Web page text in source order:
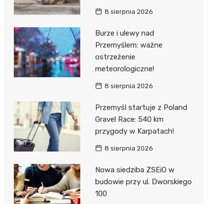
8 sierpnia 2026
Burze i ulewy nad
Przemyślem: ważne
ostrzeżenie
meteorologiczne!
8 sierpnia 2026
Przemyśl startuje z Poland
Gravel Race: 540 km
przygody w Karpatach!
8 sierpnia 2026
Nowa siedziba ZSEiO w
budowie przy ul. Dworskiego
100